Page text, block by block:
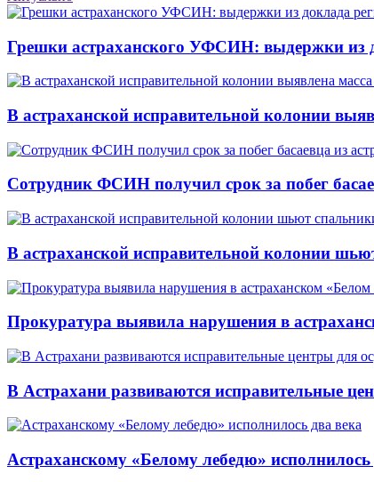
Грешки астраханского УФСИН: выдержки из
В астраханской исправительной колонии
Сотрудник ФСИН получил срок за побег
В астраханской исправительной колонии
Прокуратура выявила нарушения в
В Астрахани развиваются исправительные
Астраханскому «Белому лебедю» исполнилось